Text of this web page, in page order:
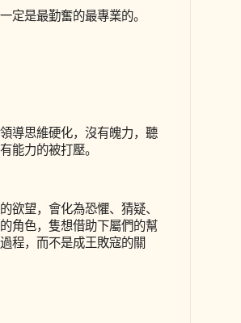
定是最勤奮的最專業的。
導思維硬化，沒有魄力，聽
能力的被打壓。
欲望，會化為恐懼、猜疑、
角色，隻想借助下屬們的幫
程，而不是成王敗寇的關